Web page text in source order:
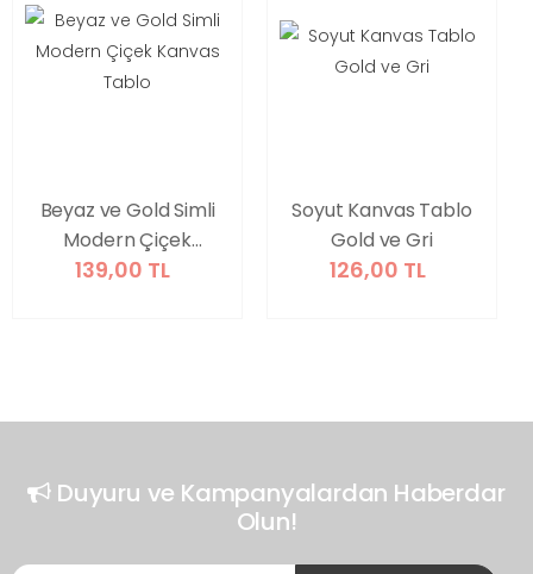
Beyaz ve Gold Simli
Modern Çiçek
Kanvas Tablo
139,00 TL
Soyut Kanvas Tablo
Gold ve Gri
126,00 TL
Duyuru ve Kampanyalardan Haberdar
Olun!